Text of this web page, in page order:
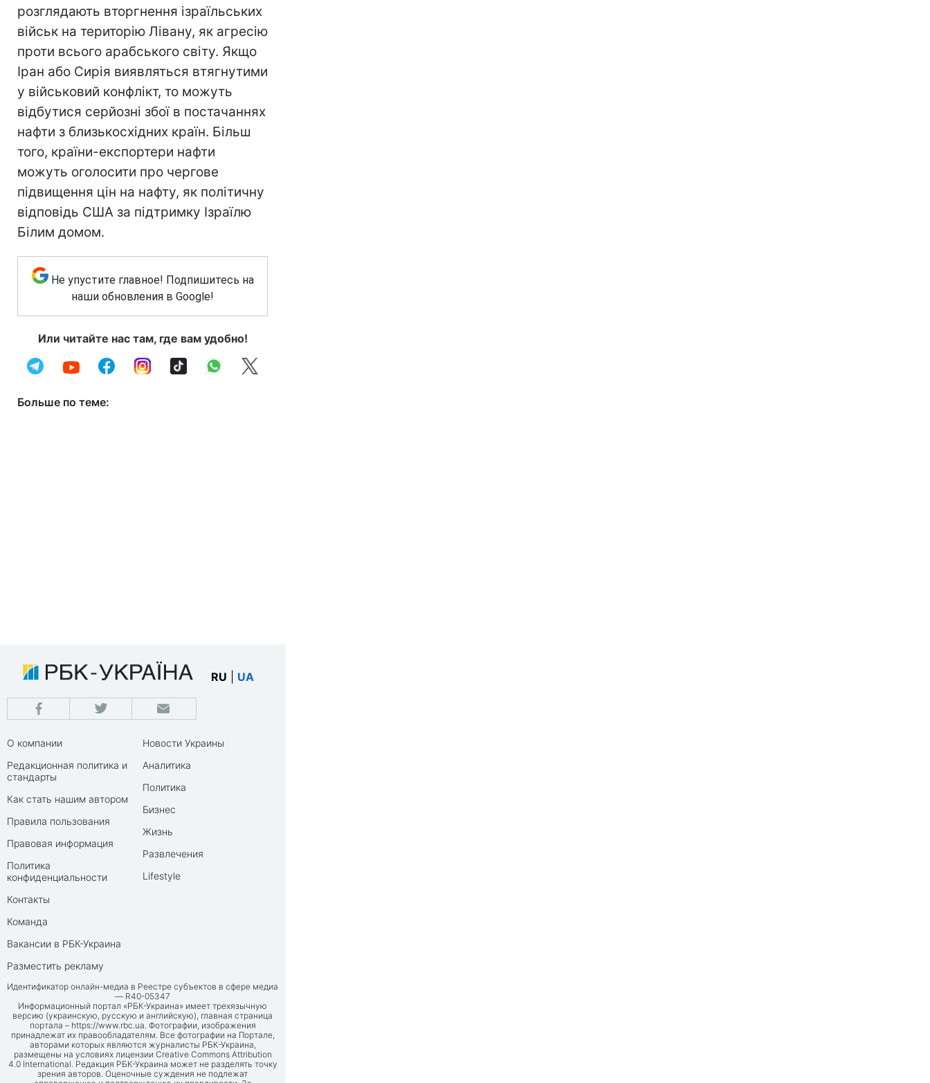
розглядають вторгнення ізраїльських
військ на територію Лівану, як агресію
проти всього арабського світу. Якщо
Іран або Сирія виявляться втягнутими
у військовий конфлікт, то можуть
відбутися серйозні збої в постачаннях
нафти з близькосхідних країн. Більш
того, країни-експортери нафти
можуть оголосити про чергове
підвищення цін на нафту, як політичну
відповідь США за підтримку Ізраїлю
Білим домом.
Не упустите главное! Подпишитесь на
наши обновления в Google!
Или читайте нас там, где вам удобно!
Больше по теме:
RU UA
О компании
Редакционная политика и
стандарты
Как стать нашим автором
Правила пользования
Правовая информация
Политика
конфиденциальности
Контакты
Команда
Вакансии в РБК-Украина
Разместить рекламу
Новости Украины
Аналитика
Политика
Бизнес
Жизнь
Развлечения
Lifestyle
Идентификатор онлайн-медиа в Реестре субъектов в сфере медиа
— R40-05347
Информационный портал «РБК-Украина» имеет трехязычную
версию (украинскую, русскую и английскую), главная страница
портала – https://www.rbc.ua. Фотографии, изображения
принадлежат их правообладателям. Все фотографии на Портале,
авторами которых являются журналисты РБК-Украина,
размещены на условиях лицензии Creative Commons Attribution
4.0 International. Редакция РБК-Украина может не разделять точку
зрения авторов. Оценочные суждения не подлежат